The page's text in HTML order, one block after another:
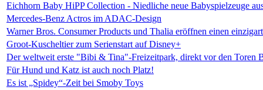
Eichhorn Baby HiPP Collection - Niedliche neue Babyspielzeuge
Mercedes-Benz Actros im ADAC-Design
Warner Bros. Consumer Products und Thalia eröffnen einen
Groot-Kuscheltier zum Serienstart auf Disney+
Der weltweit erste "Bibi & Tina"-Freizeitpark, direkt vor den Toren
Für Hund und Katz ist auch noch Platz!
Es ist „Spidey“-Zeit bei Smoby Toys